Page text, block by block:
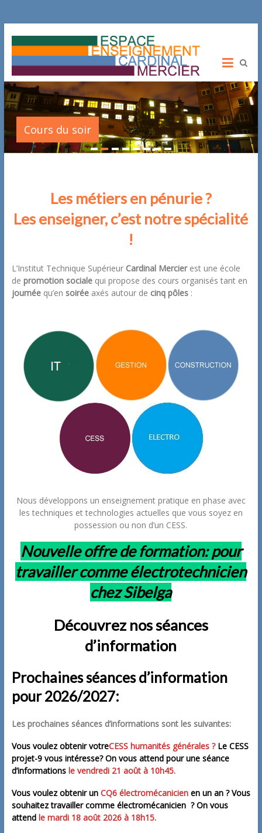
ITSCM
Technique
Cardinal
Mercier
SocialeCours du soir
Les métiers en pénurie ?
Les enseigner, c’est notre spécialité
!
L’Institut Technique Supérieur Cardinal Mercierest une école
de promotion sociale qui propose des cours organisés tant en
journée qu’en soirée axés autour de cinq pôles:
Nous développons un enseignement pratique en phase avec
les techniques et technologies actuelles que vous soyez en
possession ou non d’un CESS.
Nouvelle offre de formation: pour
travailler comme électrotechnicien
chez Sibelga
Découvrez nos séances
d’information
Prochaines séances d’information
pour 2026/2027:
Les prochaines séances d’informations sont les suivantes:
Vous voulez obtenir votreCESS humanités générales ? Le CESS
projet-9 vous intéresse?On vous attend pour une séance
d’informations le vendredi 21 août à 10h45.
Vous voulez obtenir un CQ6 électromécanicienen un an ? Vous
souhaitez travailler comme électromécanicien ? On vous
attend le mardi 18 août2026 à 18h15.